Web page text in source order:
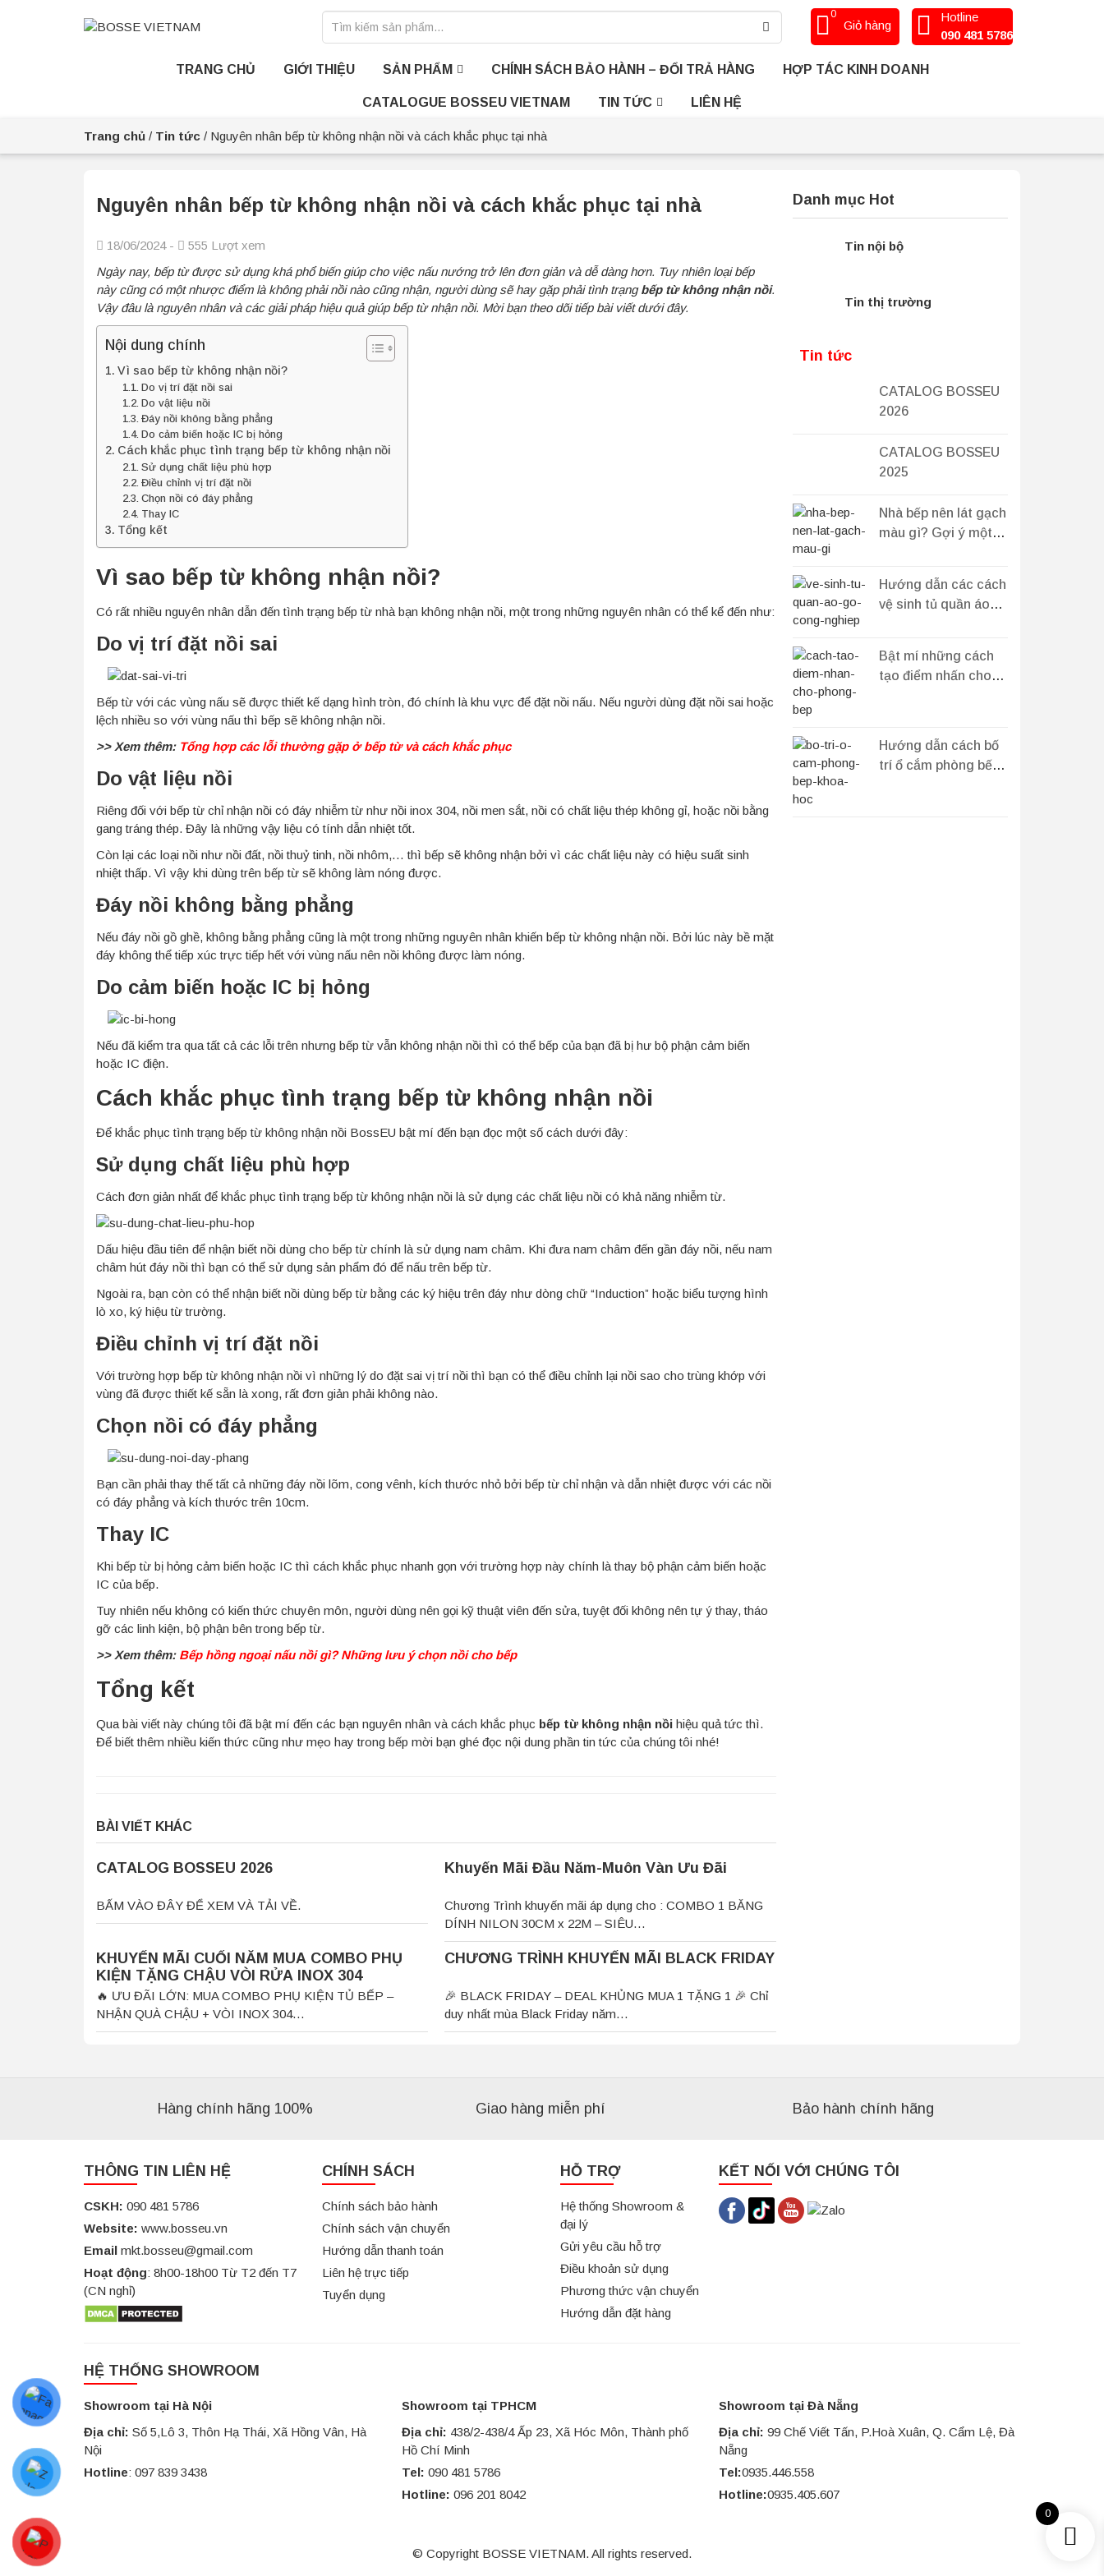
Giỏ hàng
0
Hotline
090 481 5786
TRANG CHỦ GIỚI THIỆU SẢN PHẨM CHÍNH SÁCH BẢO HÀNH – ĐỔI TRẢ HÀNG HỢP TÁC KINH DOANH
CATALOGUE BOSSEU VIETNAM TIN TỨC LIÊN HỆ
Trang chủ / Tin tức / Nguyên nhân bếp từ không nhận nồi và cách khắc phục tại nhà
Nguyên nhân bếp từ không nhận nồi và cách khắc phục tại nhà
18/06/2024 -
555 Lượt xem
Ngày nay, bếp từ được sử dụng khá phổ biến giúp cho việc nấu nướng trở lên đơn giản và dễ dàng hơn. Tuy nhiên loại bếp
này cũng có một nhược điểm là không phải nồi nào cũng nhận, người dùng sẽ hay gặp phải tình trạngbếp từ không nhận nồi.
Vậy đâu là nguyên nhân và các giải pháp hiệu quả giúp bếp từ nhận nồi. Mời bạn theo dõi tiếp bài viết dưới đây.
Nội dung chính
Vì sao bếp từ không nhận nồi?
Do vị trí đặt nồi sai
Do vật liệu nồi
Đáy nồi không bằng phẳng
Do cảm biến hoặc IC bị hỏng
Cách khắc phục tình trạng bếp từ không nhận nồi
Sử dụng chất liệu phù hợp
Điều chỉnh vị trí đặt nồi
Chọn nồi có đáy phẳng
Thay IC
Tổng kết
Vì sao bếp từ không nhận nồi?
Có rất nhiều nguyên nhân dẫn đến tình trạng bếp từ nhà bạn không nhận nồi, một trong những nguyên nhân có thể kể đến như:
Do vị trí đặt nồi sai
Bếp từ với các vùng nấu sẽ được thiết kế dạng hình tròn, đó chính là khu vực để đặt nồi nấu. Nếu người dùng đặt nồi sai hoặc
lệch nhiều so với vùng nấu thì bếp sẽ không nhận nồi.
>> Xem thêm: Tổng hợp các lỗi thường gặp ở bếp từ và cách khắc phục
Do vật liệu nồi
Riêng đối với bếp từ chỉ nhận nồi có đáy nhiễm từ như nồi inox 304, nồi men sắt, nồi có chất liệu thép không gỉ, hoặc nồi bằng
gang tráng thép. Đây là những vậy liệu có tính dẫn nhiệt tốt.
Còn lại các loại nồi như nồi đất, nồi thuỷ tinh, nồi nhôm,… thì bếp sẽ không nhận bởi vì các chất liệu này có hiệu suất sinh
nhiệt thấp. Vì vậy khi dùng trên bếp từ sẽ không làm nóng được.
Đáy nồi không bằng phẳng
Nếu đáy nồi gồ ghề, không bằng phẳng cũng là một trong những nguyên nhân khiến bếp từ không nhận nồi. Bởi lúc này bề mặt
đáy không thể tiếp xúc trực tiếp hết với vùng nấu nên nồi không được làm nóng.
Do cảm biến hoặc IC bị hỏng
Nếu đã kiểm tra qua tất cả các lỗi trên nhưng bếp từ vẫn không nhận nồi thì có thể bếp của bạn đã bị hư bộ phận cảm biến
hoặc IC điện.
Cách khắc phục tình trạng bếp từ không nhận nồi
Để khắc phục tình trạng bếp từ không nhận nồi BossEU bật mí đến bạn đọc một số cách dưới đây:
Sử dụng chất liệu phù hợp
Cách đơn giản nhất để khắc phục tình trạng bếp từ không nhận nồi là sử dụng các chất liệu nồi có khả năng nhiễm từ.
Dấu hiệu đầu tiên để nhận biết nồi dùng cho bếp từ chính là sử dụng nam châm. Khi đưa nam châm đến gần đáy nồi, nếu nam
châm hút đáy nồi thì bạn có thể sử dụng sản phẩm đó để nấu trên bếp từ.
Ngoài ra, bạn còn có thể nhận biết nồi dùng bếp từ bằng các ký hiệu trên đáy như dòng chữ “Induction” hoặc biểu tượng hình
lò xo, ký hiệu từ trường.
Điều chỉnh vị trí đặt nồi
Với trường hợp bếp từ không nhận nồi vì những lý do đặt sai vị trí nồi thì bạn có thể điều chỉnh lại nồi sao cho trùng khớp với
vùng đã được thiết kế sẵn là xong, rất đơn giản phải không nào.
Chọn nồi có đáy phẳng
Bạn cần phải thay thế tất cả những đáy nồi lõm, cong vênh, kích thước nhỏ bởi bếp từ chỉ nhận và dẫn nhiệt được với các nồi
có đáy phẳng và kích thước trên 10cm.
Thay IC
Khi bếp từ bị hỏng cảm biến hoặc IC thì cách khắc phục nhanh gọn với trường hợp này chính là thay bộ phận cảm biến hoặc
IC của bếp.
Tuy nhiên nếu không có kiến thức chuyên môn, người dùng nên gọi kỹ thuật viên đến sửa, tuyệt đối không nên tự ý thay, tháo
gỡ các linh kiện, bộ phận bên trong bếp từ.
>> Xem thêm: Bếp hồng ngoại nấu nồi gì? Những lưu ý chọn nồi cho bếp
Tổng kết
Qua bài viết này chúng tôi đã bật mí đến các bạn nguyên nhân và cách khắc phục bếp từ không nhận nồi hiệu quả tức thì.
Để biết thêm nhiều kiến thức cũng như mẹo hay trong bếp mời bạn ghé đọc nội dung phần tin tức của chúng tôi nhé!
BÀI VIẾT KHÁC
CATALOG BOSSEU 2026
BẤM VÀO ĐÂY ĐỂ XEM VÀ TẢI VỀ.
Khuyến Mãi Đầu Năm-Muôn Vàn Ưu Đãi
Chương Trình khuyến mãi áp dụng cho : COMBO 1 BĂNG
DÍNH NILON 30CM x 22M – SIÊU…
KHUYẾN MÃI CUỐI NĂM MUA COMBO PHỤ
KIỆN TẶNG CHẬU VÒI RỬA INOX 304
🔥 ƯU ĐÃI LỚN: MUA COMBO PHỤ KIỆN TỦ BẾP –
NHẬN QUÀ CHẬU + VÒI INOX 304…
CHƯƠNG TRÌNH KHUYẾN MÃI BLACK FRIDAY
🎉 BLACK FRIDAY – DEAL KHỦNG MUA 1 TẶNG 1 🎉 Chỉ
duy nhất mùa Black Friday năm…
Danh mục Hot
Tin nội bộ
Tin thị trường
Tin tức
CATALOG BOSSEU
2026
CATALOG BOSSEU
2025
Nhà bếp nên lát gạch
màu gì? Gợi ý một
Hướng dẫn các cách
vệ sinh tủ quần áo
Bật mí những cách
tạo điểm nhấn cho
Hướng dẫn cách bố
trí ổ cắm phòng bếp
Hàng chính hãng 100% Giao hàng miễn phí Bảo hành chính hãng
THÔNG TIN LIÊN HỆ
CSKH: 090 481 5786
Website: www.bosseu.vn
Email mkt.bosseu@gmail.com
Hoạt động: 8h00-18h00 Từ T2 đến T7
(CN nghỉ)
CHÍNH SÁCH
Chính sách bảo hành
Chính sách vận chuyển
Hướng dẫn thanh toán
Liên hệ trực tiếp
Tuyển dụng
HỖ TRỢ
Hệ thống Showroom &
đại lý
Gửi yêu cầu hỗ trợ
Điều khoản sử dụng
Phương thức vận chuyển
Hướng dẫn đặt hàng
KẾT NỐI VỚI CHÚNG TÔI
HỆ THỐNG SHOWROOM
Showroom tại Hà Nội
Địa chỉ: Số 5,Lô 3, Thôn Hạ Thái, Xã Hồng Vân, Hà
Nội
Hotline: 097 839 3438
Showroom tại TPHCM
Địa chỉ: 438/2-438/4 Ấp 23, Xã Hóc Môn, Thành phố
Hồ Chí Minh
Tel: 090 481 5786
Hotline: 096 201 8042
Showroom tại Đà Nẵng
Địa chỉ: 99 Chế Viết Tấn, P.Hoà Xuân, Q. Cẩm Lệ, Đà
Nẵng
Tel:0935.446.558
Hotline:0935.405.607
© Copyright BOSSE VIETNAM. All rights reserved.
0